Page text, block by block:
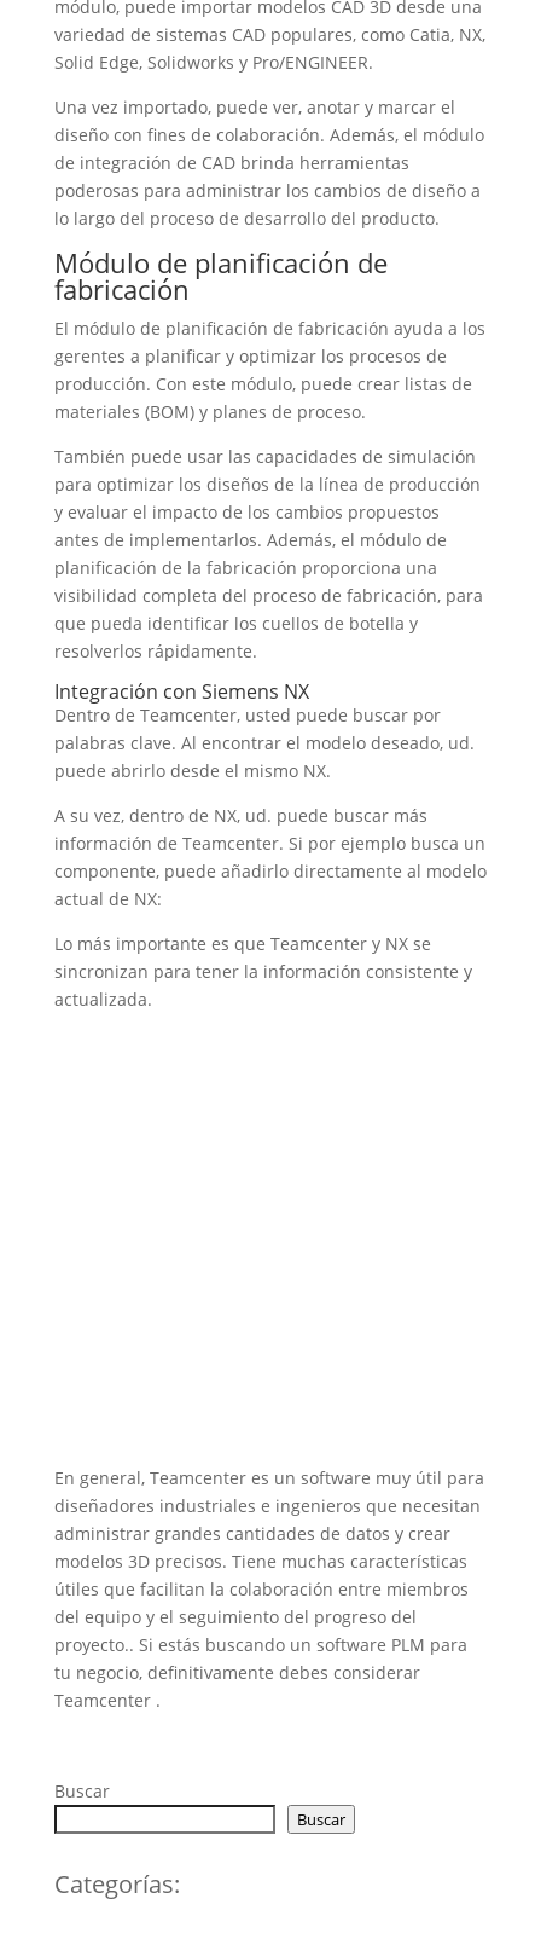
módulo, puede importar modelos CAD 3D desde una
variedad de sistemas CAD populares, como Catia, NX,
Solid Edge, Solidworks y Pro/ENGINEER.
Una vez importado, puede ver, anotar y marcar el
diseño con fines de colaboración. Además, el módulo
de integración de CAD brinda herramientas
poderosas para administrar los cambios de diseño a
lo largo del proceso de desarrollo del producto.
Módulo de planificación de
fabricación
El módulo de planificación de fabricación ayuda a los
gerentes a planificar y optimizar los procesos de
producción. Con este módulo, puede crear listas de
materiales (BOM) y planes de proceso.
También puede usar las capacidades de simulación
para optimizar los diseños de la línea de producción
y evaluar el impacto de los cambios propuestos
antes de implementarlos. Además, el módulo de
planificación de la fabricación proporciona una
visibilidad completa del proceso de fabricación, para
que pueda identificar los cuellos de botella y
resolverlos rápidamente.
Integración con Siemens NX
Dentro de Teamcenter, usted puede buscar por
palabras clave. Al encontrar el modelo deseado, ud.
puede abrirlo desde el mismo NX.
A su vez, dentro de NX, ud. puede buscar más
información de Teamcenter. Si por ejemplo busca un
componente, puede añadirlo directamente al modelo
actual de NX:
Lo más importante es que Teamcenter y NX se
sincronizan para tener la información consistente y
actualizada.
En general, Teamcenter es un software muy útil para
diseñadores industriales e ingenieros que necesitan
administrar grandes cantidades de datos y crear
modelos 3D precisos. Tiene muchas características
útiles que facilitan la colaboración entre miembros
del equipo y el seguimiento del progreso del
proyecto.. Si estás buscando un software PLM para
tu negocio, definitivamente debes considerar
Teamcenter .
Buscar
Buscar
Categorías: